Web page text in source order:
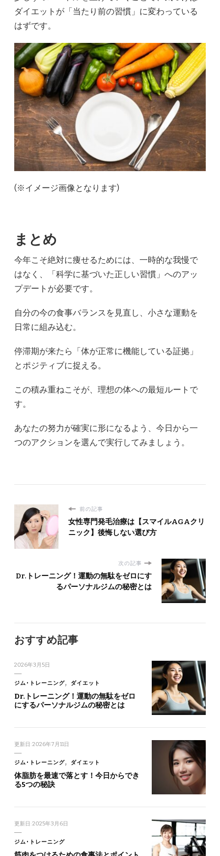
ダイエットが「当たり前の習慣」に変わっている
はずです。
(※イメージ画像となります)
まとめ
今年こそ絶対に痩せるためには、一時的な我慢で
はなく、「科学に基づいた正しい習慣」へのアッ
プデートが必要です。
自分の今の食事バランスを見直し、小さな運動を
日常に組み込む。
停滞期が来たら「体が正常に機能している証拠」
とポジティブに捉える。
この積み重ねこそが、理想の体への最短ルートで
す。
あなたの努力が確実に形になるよう、今日から一
つのアクションを選んで実行してみましょう。
前の記事
女性専門発毛治療は【スマイルAGAクリ
ニック】後悔しない選び方
次の記事
Dr.トレーニング！運動の無駄をゼロにす
るパーソナルジムの秘密とは
おすすめ記事
2026年3月5日
ジム･トレーニング ダイエット
Dr.トレーニング！運動の無駄をゼロ
にするパーソナルジムの秘密とは
更新日:2026年7月11日
ジム･トレーニング ダイエット
体脂肪を最速で落とす！今日からでき
る5つの秘訣
更新日:2025年3月6日
ジム･トレーニング